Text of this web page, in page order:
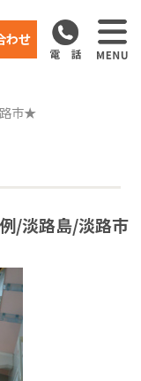
わせ
市★
/淡路島/淡路市